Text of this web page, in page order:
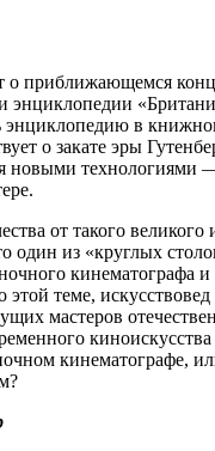
о приближающемся
энциклопедии
энциклопедию в
о закате эры
новыми технологиями
от такого
один из «круглых
кинематографа и
теме,
мастеров
кинематографе,